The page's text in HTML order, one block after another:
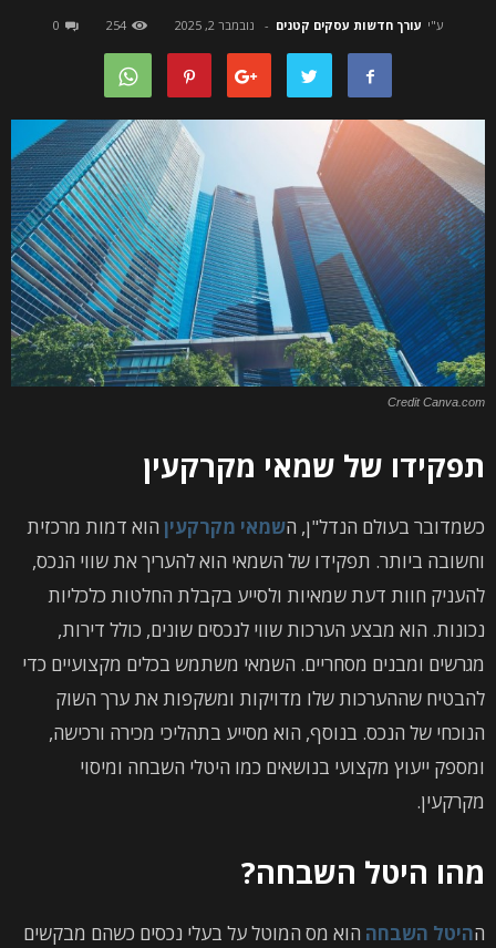
ע"י עורך חדשות עסקים קטנים - נובמבר 2, 2025 254
0
Credit Canva.com
תפקידו של שמאי מקרקעין
כשמדובר בעולם הנדל"ן, השמאי מקרקעין הוא דמות מרכזית
וחשובה ביותר. תפקידו של השמאי הוא להעריך את שווי הנכס,
להעניק חוות דעת שמאיות ולסייע בקבלת החלטות כלכליות
נכונות. הוא מבצע הערכות שווי לנכסים שונים, כולל דירות,
מגרשים ומבנים מסחריים. השמאי משתמש בכלים מקצועיים כדי
להבטיח שההערכות שלו מדויקות ומשקפות את ערך השוק
הנוכחי של הנכס. בנוסף, הוא מסייע בתהליכי מכירה ורכישה,
ומספק ייעוץ מקצועי בנושאים כמו היטלי השבחה ומיסוי
מקרקעין.
מהו היטל השבחה?
ההיטל השבחה הוא מס המוטל על בעלי נכסים כשהם מבקשים